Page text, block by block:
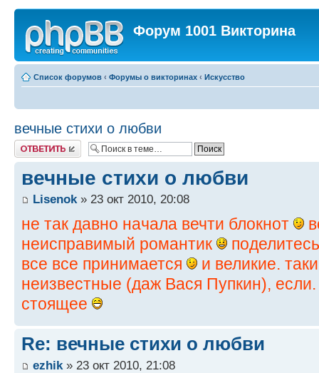
Форум 1001 Викторина
Список форумов ‹ Форумы о викторинах ‹ Искусство
вечные стихи о любви
Ответить
вечные стихи о любви
Lisenok» 23 окт 2010, 20:08
не так давно начала вечти блокнот
неисправимый романтик
все все принимается
и великие.
неизвестные (даж Вася Пупкин),
стоящее
Re: вечные стихи о любви
ezhik » 23 окт 2010, 21:08